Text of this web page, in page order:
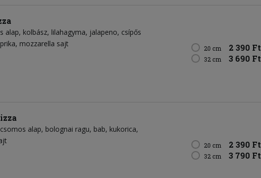
alap kolbász lilahagyma jalapeno csípős
mozzarella sajt 20 cm 2 390 Ft
32 cm 3 690 Ft
alap bolognai ragu bab kukorica
20 cm 2 390 Ft
32 cm 3 790 Ft